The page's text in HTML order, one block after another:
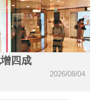
四成
2026/08/04